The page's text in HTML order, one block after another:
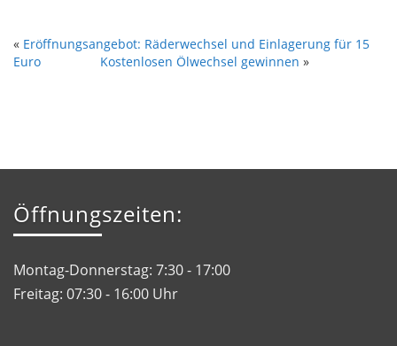
« Eröffnungsangebot: Räderwechsel und Einlagerung für 15
Euro
Kostenlosen Ölwechsel gewinnen »
Öffnungszeiten:
Montag-Donnerstag: 7:30 - 17:00
Freitag: 07:30 - 16:00 Uhr